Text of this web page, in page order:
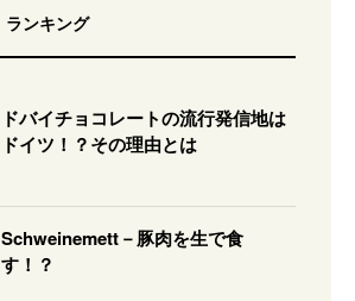
ランキング
ドバイチョコレートの流行発信地は
ドイツ！？その理由とは
Schweinemett－豚肉を生で食
す！？